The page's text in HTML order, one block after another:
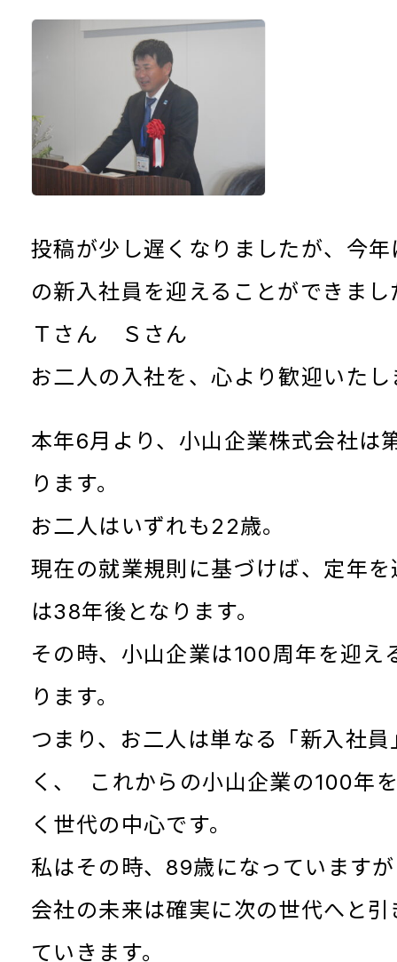
投稿が少し遅くなりましたが、今
の新入社員を迎えることができまし
Ｔさん Ｓさん
お二人の入社を、心より歓迎いたし
本年6月より、小山企業株式会社は
ります。
お二人はいずれも22歳。
現在の就業規則に基づけば、定年を
は38年後となります。
その時、小山企業は100周年を迎え
ります。
つまり、お二人は単なる「新入社
く、 これからの小山企業の100年
く世代の中心です。
私はその時、89歳になっています
会社の未来は確実に次の世代へと
ていきます。